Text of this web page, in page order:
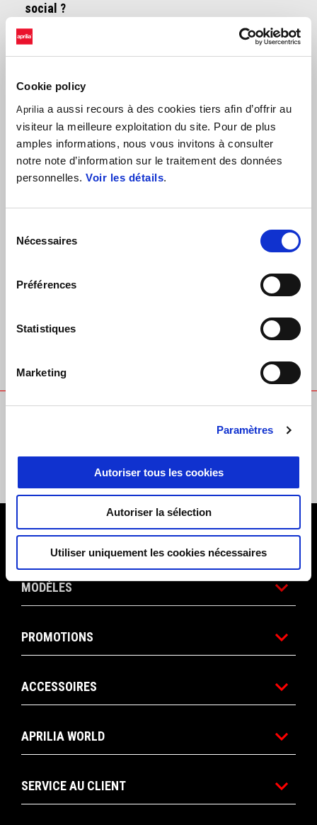
Cookie policy
Aprilia a aussi recours à des cookies tiers afin d’offrir au
visiteur la meilleure exploitation du site. Pour de plus
amples informations, nous vous invitons à consulter
notre note d’information sur le traitement des données
personnelles. Voir les détails.
Nécessaires
Préférences
Statistiques
Marketing
Paramètres
Autoriser tous les cookies
Autoriser la sélection
Utiliser uniquement les cookies nécessaires
social ?
Vous êtes un nouvel utilisateur mais vous avez
un compte Store Aprilia ou une application
Vous êtes un nouvel utilisateur ?
Pourquoi devenir l’un(e) des nôtres ?
Réductions périodiques sur des accessoires et pièces détachées
Avantages et offres pour vous et votre Aprilia
Invitations à des activités spéciales de la communauté
Nous sommes là pour vous aider au maximum, vous et votre Aprilia:
bearacerclub@aprilia.com
Pied de page
MODÈLES
PROMOTIONS
ACCESSOIRES
APRILIA WORLD
SERVICE AU CLIENT